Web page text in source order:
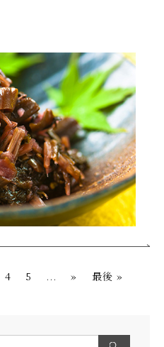
4 5 ... » 最後 »